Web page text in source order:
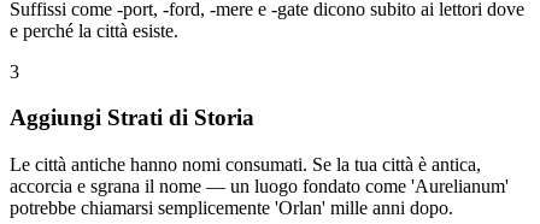
Suffissi come -port, -ford, -mere e -gate dicono subito ai lettori dove
e perché la città esiste.
3
Aggiungi Strati di Storia
Le città antiche hanno nomi consumati. Se la tua città è antica,
accorcia e sgrana il nome — un luogo fondato come 'Aurelianum'
potrebbe chiamarsi semplicemente 'Orlan' mille anni dopo.